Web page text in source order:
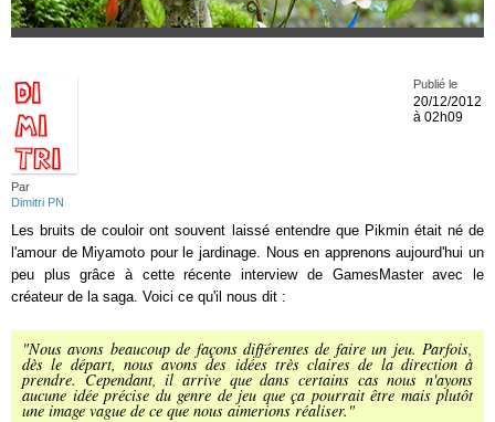
Par
Dimitri PN
Publié le
20/12/2012
à 02h09
Les bruits de couloir ont souvent laissé entendre que Pikmin était né de
l'amour de Miyamoto pour le jardinage. Nous en apprenons aujourd'hui un
peu plus grâce à cette récente interview de GamesMaster avec le
créateur de la saga. Voici ce qu'il nous dit :
"Nous avons beaucoup de façons différentes de faire un jeu. Parfois,
dès le départ, nous avons des idées très claires de la direction à
prendre. Cependant, il arrive que dans certains cas nous n'ayons
aucune idée précise du genre de jeu que ça pourrait être mais plutôt
une image vague de ce que nous aimerions réaliser."